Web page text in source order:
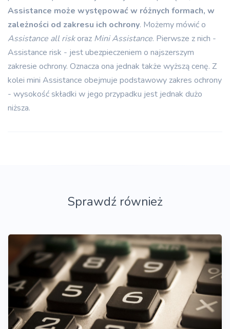
Assistance może występować w różnych formach, w
zależności od zakresu ich ochrony. Możemy mówić o
Assistance all riskoraz Mini Assistance. Pierwsze z nich -
Assistance risk - jest ubezpieczeniem o najszerszym
zakresie ochrony. Oznacza ona jednak także wyższą cenę. Z
kolei mini Assistance obejmuje podstawowy zakres ochrony
- wysokość składki w jego przypadku jest jednak dużo
niższa.
Sprawdź również